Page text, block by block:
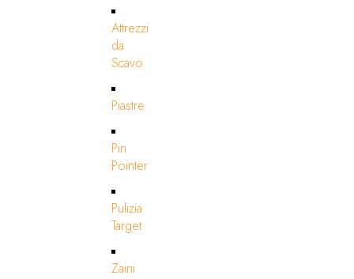
Attrezzi
da
Scavo
Piastre
Pin
Pointer
Pulizia
Target
Zaini